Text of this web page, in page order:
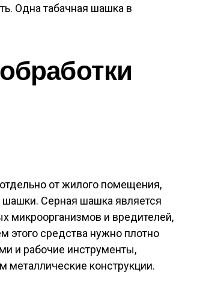
Одна табачная шашка в
от жилого помещения,
Серная шашка является
микроорганизмов и вредителей,
этого средства нужно плотно
и рабочие инструменты,
металлические конструкции.